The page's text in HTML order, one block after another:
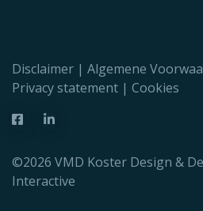
©2026 VMD Koster Design &
Interactive
Disclaimer
Algemene
Privacy statement
Cookies